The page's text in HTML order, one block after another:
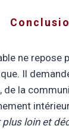
ne repose
Il
de la
plus loin et